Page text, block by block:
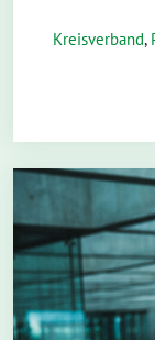
Kreisverband,